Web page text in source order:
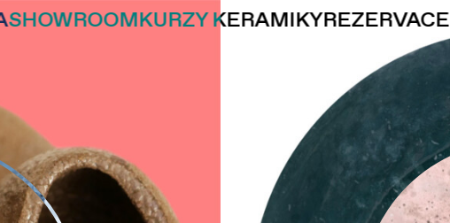
SHOWROOMKURZY KERAMIKYREZERVACE